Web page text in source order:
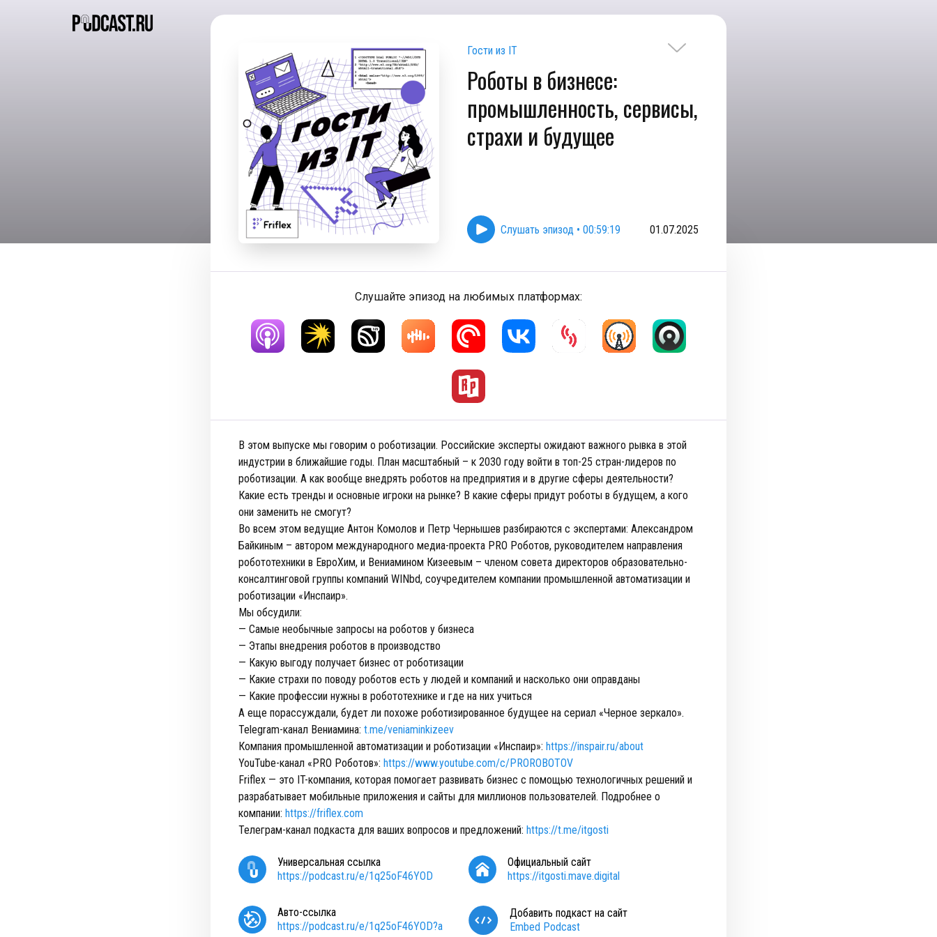
Гости из IT
Роботы в бизнесе:
промышленность, сервисы,
страхи и будущее
Слушать эпизод • 00:59:19 01.07.2025
Слушайте эпизод на любимых платформах:
В этом выпуске мы говорим о роботизации. Российские эксперты ожидают важного рывка в этой
индустрии в ближайшие годы. План масштабный – к 2030 году войти в топ-25 стран-лидеров по
роботизации. А как вообще внедрять роботов на предприятия и в другие сферы деятельности?
Какие есть тренды и основные игроки на рынке? В какие сферы придут роботы в будущем, а кого
они заменить не смогут?
Во всем этом ведущие Антон Комолов и Петр Чернышев разбираются с экспертами: Александром
Байкиным – автором международного медиа-проекта PRO Роботов, руководителем направления
робототехники в ЕвроХим, и Вениамином Кизеевым – членом совета директоров образовательно-
консалтинговой группы компаний WINbd, соучредителем компании промышленной автоматизации и
роботизации «Инспаир».
Мы обсудили:
— Самые необычные запросы на роботов у бизнеса
— Этапы внедрения роботов в производство
— Какую выгоду получает бизнес от роботизации
— Какие страхи по поводу роботов есть у людей и компаний и насколько они оправданы
— Какие профессии нужны в робототехнике и где на них учиться
А еще порассуждали, будет ли похоже роботизированное будущее на сериал «Черное зеркало».
Telegram-канал Вениамина: t.me/veniaminkizeev
Компания промышленной автоматизации и роботизации «Инспаир»: https://inspair.ru/about
YouTube-канал «PRO Роботов»: https://www.youtube.com/c/PROROBOTOV
Friflex — это IT-компания, которая помогает развивать бизнес с помощью технологичных решений и
разрабатывает мобильные приложения и сайты для миллионов пользователей. Подробнее о
компании: https://friflex.com
Телеграм-канал подкаста для ваших вопросов и предложений: https://t.me/itgosti
Универсальная ссылка
https://podcast.ru/e/1q25oF46YOD
Официальный сайт
https://itgosti.mave.digital
Авто-ссылка
https://podcast.ru/e/1q25oF46YOD?a
Добавить подкаст на сайт
Embed Podcast